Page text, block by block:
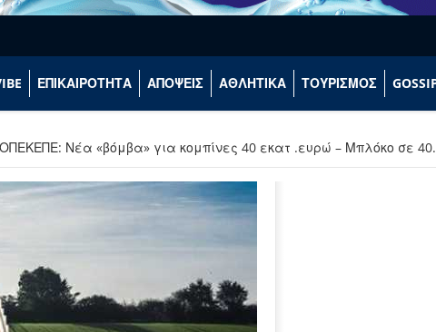
ΕΠΙΚΑΙΡΟΤΗΤΑ ΑΠΟΨΕΙΣ ΑΘΛΗΤΙΚΑ ΤΟΥΡΙΣΜΟΣ
Νέα «βόμβα» για κομπίνες 40 εκατ .ευρώ – Μπλόκο σε